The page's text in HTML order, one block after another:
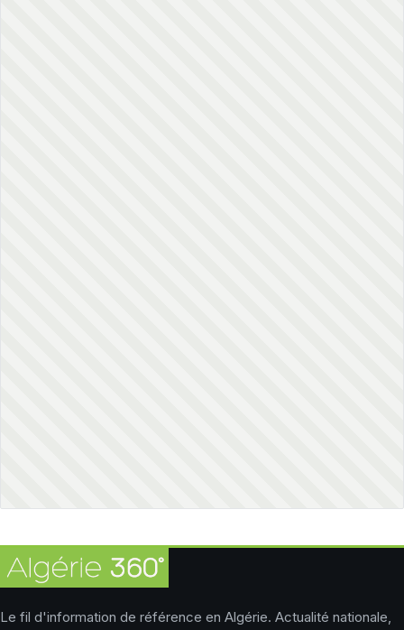
Le fil d'information de référence en Algérie. Actualité nationale,